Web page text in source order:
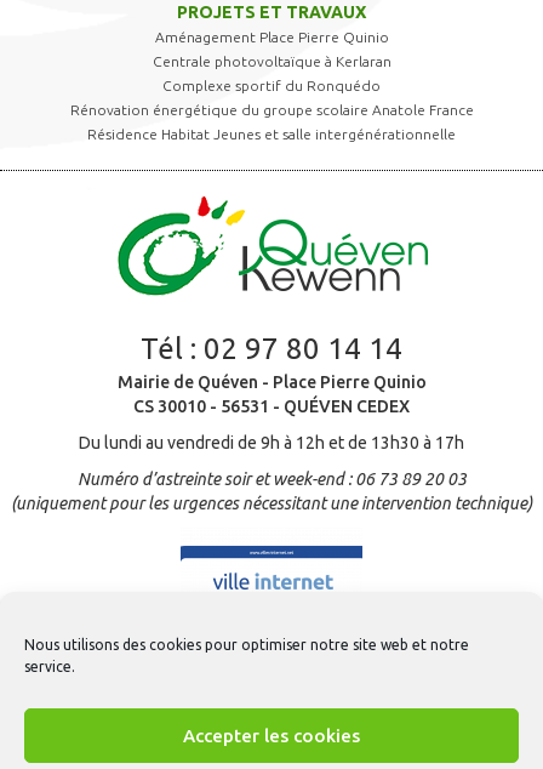
Nous utilisons des cookies pour optimiser notre site web et notre
service.
Accepter les cookies
PROJETS ET TRAVAUX
Aménagement Place Pierre Quinio
Centrale photovoltaïque à Kerlaran
Complexe sportif du Ronquédo
Rénovation énergétique du groupe scolaire Anatole France
Résidence Habitat Jeunes et salle intergénérationnelle
Tél : 02 97 80 14 14
Mairie de Quéven - Place Pierre Quinio
CS 30010 - 56531 - QUÉVEN CEDEX
Du lundi au vendredi de 9h à 12h et de 13h30 à 17h
Numéro d’astreinte soir et week-end : 06 73 89 20 03
(uniquement pour les urgences nécessitant une intervention technique)